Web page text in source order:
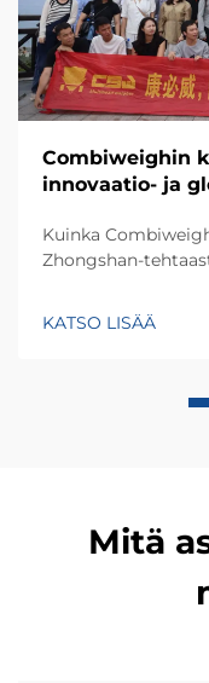
Combiweighin
innovaatio- ja
Kuinka
Zhongshan-
maata. Tutustu
KATSO LISÄÄ
Mitä